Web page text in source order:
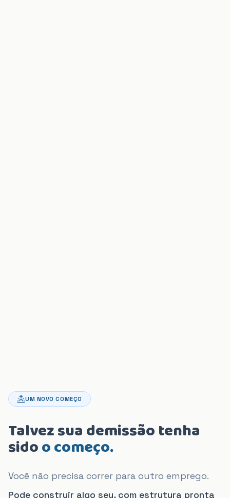
UM NOVO COMEÇO
Talvez sua demissãotenha
sidoo começo.
Você não precisa correr para outro emprego.
Pode construir algo seu, com estrutura pronta